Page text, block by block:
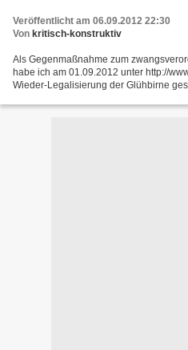
Veröffentlicht am 06.09.2012 22:30
Von kritisch-konstruktiv
Als Gegenmaßnahme zum
habe ich am 01.09.2012 unter http://
Wieder-Legalisierung der Glühbirne